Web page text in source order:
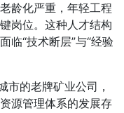
龄化严重，年轻工程
岗位。这种人才结构
临“技术断层”与“经验
市的老牌矿业公司，
源管理体系的发展存